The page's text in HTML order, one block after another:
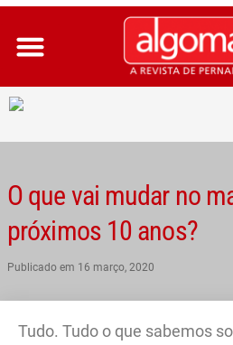
Ir
para
conteúdo
O que vai mudar no
próximos 10 anos?
Publicado em 16 março, 2020
Tudo. Tudo o que sabemos